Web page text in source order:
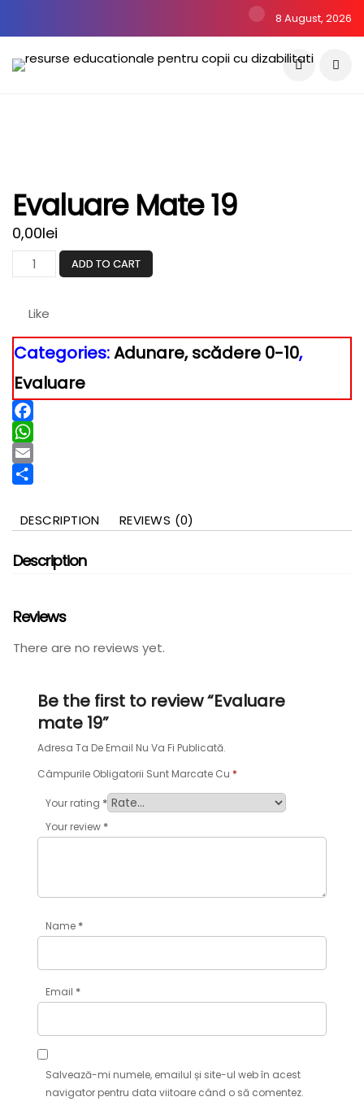
8 August, 2026
Evaluare Mate 19
0,00lei
Evaluare
mate
ADD TO CART
Like
Categories:Adunare, scădere 0-10,
Evaluare
Facebook
WhatsApp
Email
DESCRIPTION
REVIEWS (0)
Description
Reviews
There are no reviews yet.
Be the first to review “Evaluare
mate 19”
Adresa Ta De Email Nu Va Fi Publicată.
Câmpurile Obligatorii Sunt Marcate Cu *
Your rating *
Your review *
Name *
Email *
Salvează-mi numele, emailul și site-ul web în acest
navigator pentru data viitoare când o să comentez.